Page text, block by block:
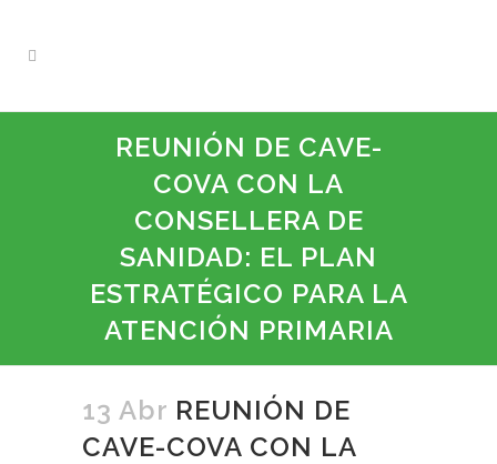
REUNIÓN DE CAVE-
COVA CON LA
CONSELLERA DE
SANIDAD: EL PLAN
ESTRATÉGICO PARA LA
ATENCIÓN PRIMARIA
13 Abr REUNIÓN DE
CAVE-COVA CON LA